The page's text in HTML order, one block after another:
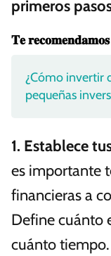
primeros
𝐓𝐞 𝐫𝐞𝐜𝐨𝐦𝐞𝐧𝐝𝐚𝐦𝐨𝐬
¿Cómo invertir
pequeñas
1. Establece
es importante
financieras a
Define cuánto
cuánto tiempo.